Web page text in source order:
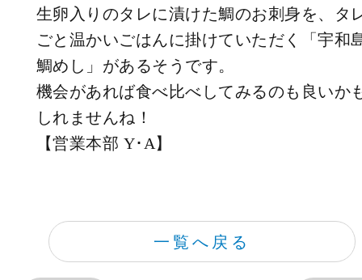
生卵入りのタレに漬けた鯛のお刺身を、タ
ごと温かいごはんに掛けていただく「宇和
鯛めし」があるそうです。
機会があれば食べ比べしてみるのも良いか
しれませんね！
【営業本部 Y･A】
一覧へ戻る